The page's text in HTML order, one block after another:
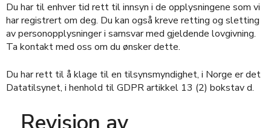
Du har til enhver tid rett til innsyn i de opplysningene som vi
har registrert om deg. Du kan også kreve retting og sletting
av personopplysninger i samsvar med gjeldende lovgivning.
Ta kontakt med oss om du ønsker dette.
Du har rett til å klage til en tilsynsmyndighet, i Norge er det
Datatilsynet, i henhold til GDPR artikkel 13 (2) bokstav d.